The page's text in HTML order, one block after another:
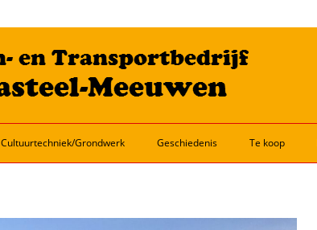
Cultuurtechniek/Grondwerk Geschiedenis Te koop